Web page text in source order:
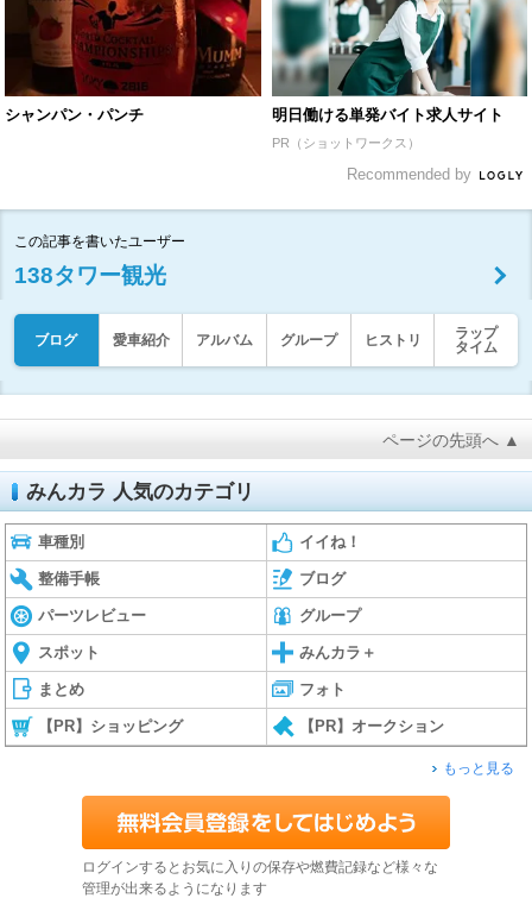
シャンパン・パンチ 明日働ける単発バイト求人サイト
PR（ショットワークス）
Recommended by
この記事を書いたユーザー
138タワー観光
ブログ 愛車紹介 アルバム グループ ヒストリ
ラップ
タイム
ページの先頭へ ▲
みんカラ 人気のカテゴリ
車種別 イイね！
整備手帳 ブログ
パーツレビュー グループ
スポット みんカラ＋
まとめ フォト
【PR】ショッピング 【PR】オークション
もっと見る
ログインするとお気に入りの保存や燃費記録など様々な
管理が出来るようになります